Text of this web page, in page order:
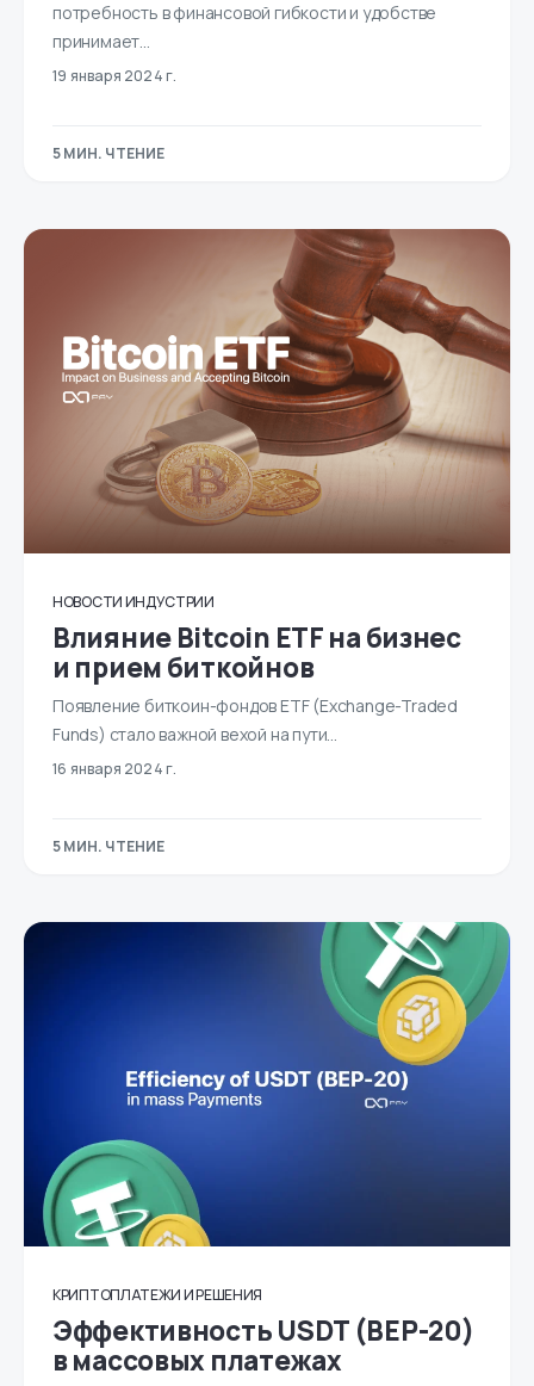
потребность в финансовой гибкости и удобстве
принимает...
19 января 2024 г.
5 МИН. ЧТЕНИЕ
НОВОСТИ ИНДУСТРИИ
Влияние Bitcoin ETF на бизнес
и прием биткойнов
Появление биткоин-фондов ETF (Exchange-Traded
Funds) стало важной вехой на пути...
16 января 2024 г.
5 МИН. ЧТЕНИЕ
КРИПТОПЛАТЕЖИ И РЕШЕНИЯ
Эффективность USDT (BEP-20)
в массовых платежах